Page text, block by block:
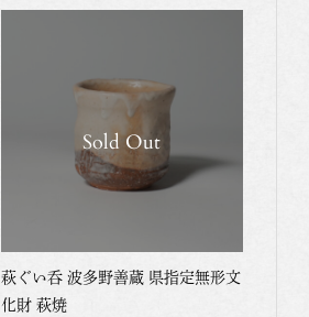
Sold Out
萩ぐい呑 波多野善蔵 県指定無形文
化財 萩焼